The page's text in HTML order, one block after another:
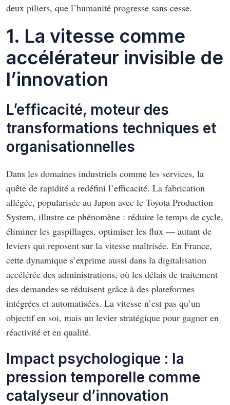
deux piliers, que l’humanité progresse sans cesse.
1. La vitesse comme
accélérateur invisible de
l’innovation
L’efficacité, moteur des
transformations techniques et
organisationnelles
Dans les domaines industriels comme les services, la
quête de rapidité a redéfini l’efficacité. La fabrication
allégée, popularisée au Japon avec le Toyota Production
System, illustre ce phénomène : réduire le temps de cycle,
éliminer les gaspillages, optimiser les flux — autant de
leviers qui reposent sur la vitesse maîtrisée. En France,
cette dynamique s’exprime aussi dans la digitalisation
accélérée des administrations, où les délais de traitement
des demandes se réduisent grâce à des plateformes
intégrées et automatisées. La vitesse n’est pas qu’un
objectif en soi, mais un levier stratégique pour gagner en
réactivité et en qualité.
Impact psychologique : la
pression temporelle comme
catalyseur d’innovation